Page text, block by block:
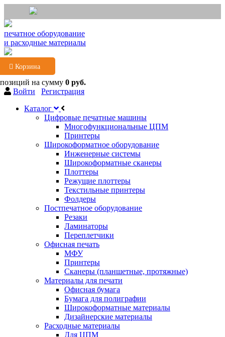
печатное оборудование
и расходные материалы
Корзина
на сумму 0 руб.
Войти
Регистрация
Каталог
Цифровые печатные машины
Многофункциональные ЦПМ
Принтеры
Широкоформатное оборудование
Инженерные системы
Широкоформатные сканеры
Плоттеры
Режущие плоттеры
Текстильные принтеры
Фолдеры
Постпечатное оборудование
Резаки
Ламинаторы
Переплетчики
Офисная печать
МФУ
Принтеры
Сканеры (планшетные, протяжные)
Материалы для печати
Офисная бумага
Бумага для полиграфии
Широкоформатные материалы
Дизайнерские материалы
Расходные материалы
Для ЦПМ